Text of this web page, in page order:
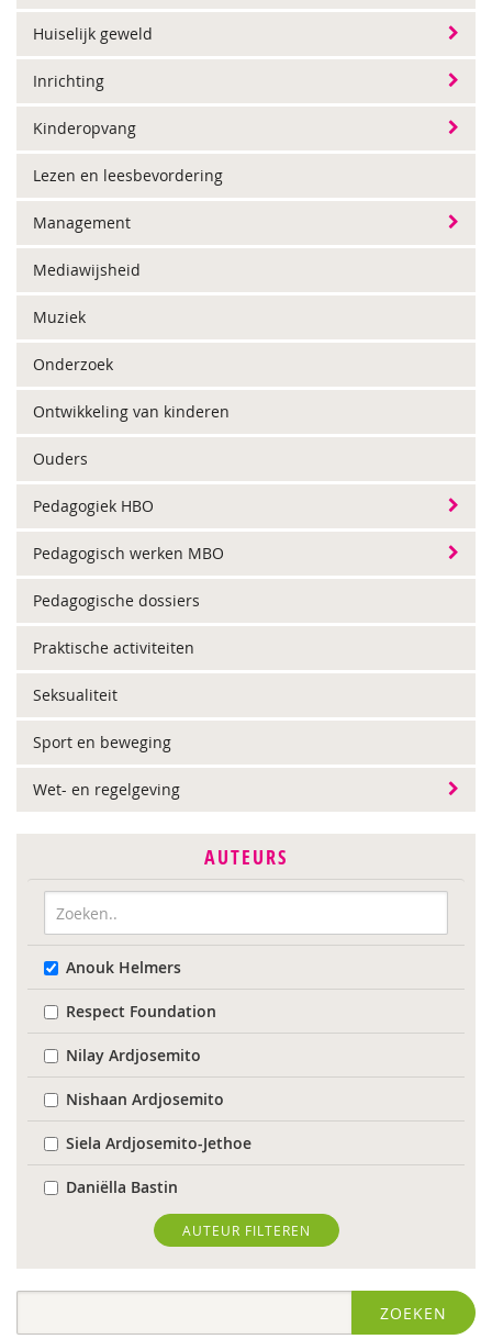
Huiselijk geweld
Inrichting
Kinderopvang
Lezen en leesbevordering
Management
Mediawijsheid
Muziek
Onderzoek
Ontwikkeling van kinderen
Ouders
Pedagogiek HBO
Pedagogisch werken MBO
Pedagogische dossiers
Praktische activiteiten
Seksualiteit
Sport en beweging
Wet- en regelgeving
AUTEURS
Anouk Helmers
Respect Foundation
Nilay Ardjosemito
Nishaan Ardjosemito
Siela Ardjosemito-Jethoe
Daniëlla Bastin
Joyce Blauwhoff
Robbert Blokland
AUTEUR FILTEREN
ZOEKEN